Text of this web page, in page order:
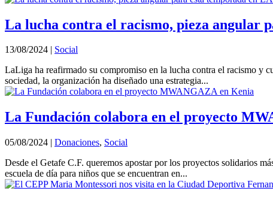
La lucha contra el racismo, pieza angular
13/08/2024 | Social
LaLiga ha reafirmado su compromiso en la lucha contra el racismo y
sociedad, la organización ha diseñado una estrategia...
La Fundación colabora en el proyecto
05/08/2024 | Donaciones, Social
Desde el Getafe C.F. queremos apostar por los proyectos solidarios
escuela de día para niños que se encuentran en...